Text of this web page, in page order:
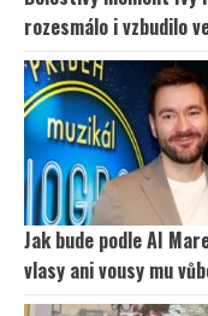
rozesmálo i vzbudilo
Jak bude podle AI
vlasy ani vousy mu